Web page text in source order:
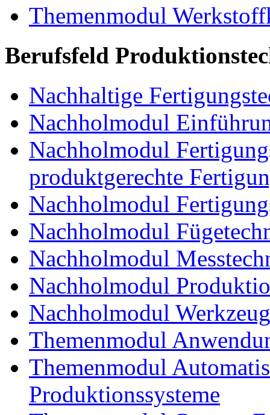
Themenmodul
Berufsfeld
Nachhaltige
Nachholmodul
Nachholmodul
produktgerechte
Nachholmodul
Nachholmodul
Nachholmodul
Nachholmodul
Nachholmodul
Themenmodul
Themenmodul
Produktionssysteme